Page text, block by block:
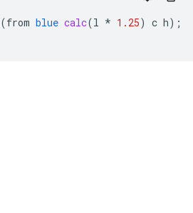
(from blue calc(l * 1.25) c h);